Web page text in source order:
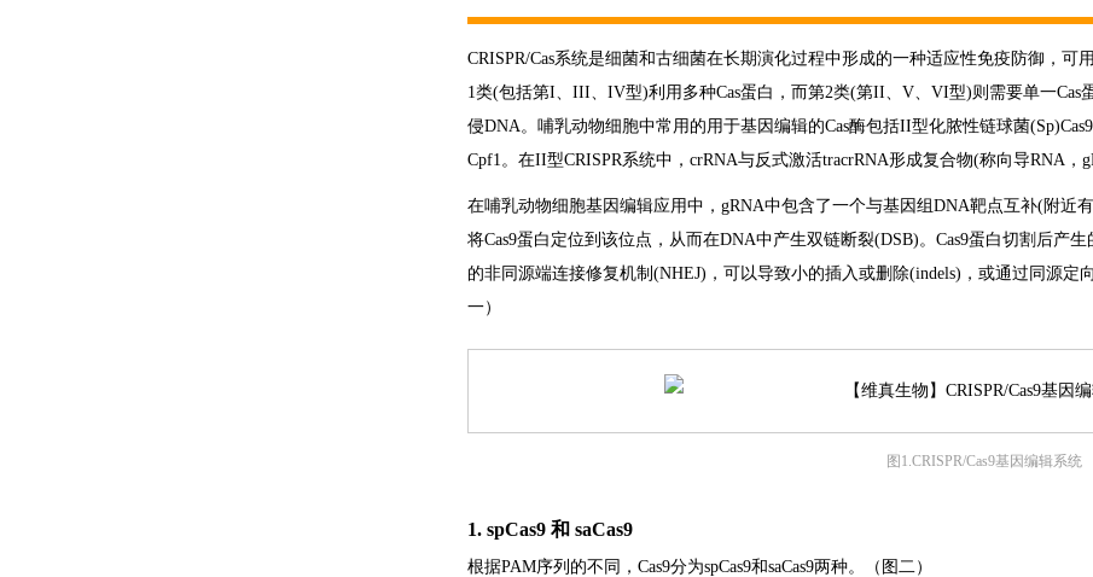
CRISPR/Cas系统是细菌和古细菌在长期演化过程中形成的一种适应性免疫防御，
1类(包括第I、III、IV型)利用多种Cas蛋白，而第2类(第II、V、VI型)则需要单一Cas
侵DNA。哺乳动物细胞中常用的用于基因编辑的Cas酶包括II型化脓性链球菌
Cpf1。在II型CRISPR系统中，crRNA与反式激活tracrRNA形成复合物(称向导RNA，
在哺乳动物细胞基因编辑应用中，gRNA中包含了一个与基因组DNA靶点互补(附近
将Cas9蛋白定位到该位点，从而在DNA中产生双链断裂(DSB)。Cas9蛋白切割后产
的非同源端连接修复机制(NHEJ)，可以导致小的插入或删除(indels)，或通过同源定
一）
图1.CRISPR/Cas9基因编辑系统
1. spCas9 和 saCas9
根据PAM序列的不同，Cas9分为spCas9和saCas9两种。（图二）